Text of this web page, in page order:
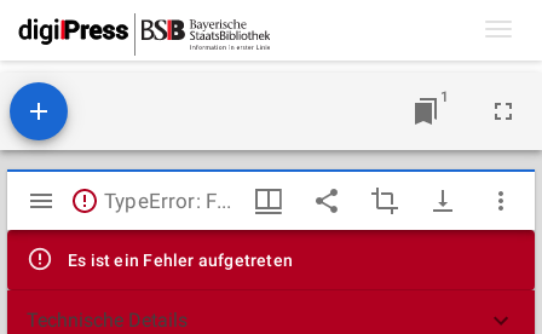
1
Mirador
Viewer
TypeError: Failed to fetch
Es ist ein Fehler aufgetreten
Technische Details